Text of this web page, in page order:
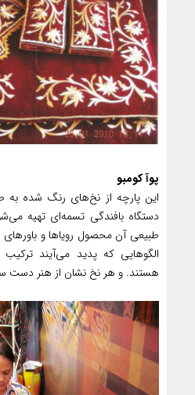
پوآ کومبو
این پارچه از نخ‌های رنگ شده به
دستگاه بافندگی تسمه‌ای تهیه
طبیعی آن محصول رویاها و باورهای
الگوهایی که پدید می‌آیند ترکیب
هستند. و هر نخ نشان از هنر دست